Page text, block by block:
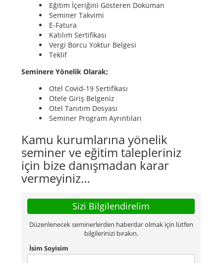
Eğitim İçeriğini Gösteren Doküman
Seminer Takvimi
E-Fatura
Katılım Sertifikası
Vergi Borcu Yoktur Belgesi
Teklif
Seminere Yönelik Olarak;
Otel Covid-19 Sertifikası
Otele Giriş Belgeniz
Otel Tanıtım Dosyası
Seminer Program Ayrıntıları
Kamu kurumlarına yönelik
seminer ve eğitim talepleriniz
için bize danışmadan karar
vermeyiniz…
Sizi Bilgilendirelim
Düzenlenecek seminerlerden haberdar olmak için lütfen
bilgilerinizi bırakın.
İsim Soyisim